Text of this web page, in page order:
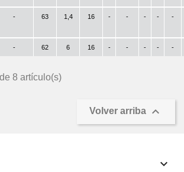
- 63 1,4 16 - - - - -
- 62 6 16 - - - - -
8 artículo(s)
Volver arriba 
